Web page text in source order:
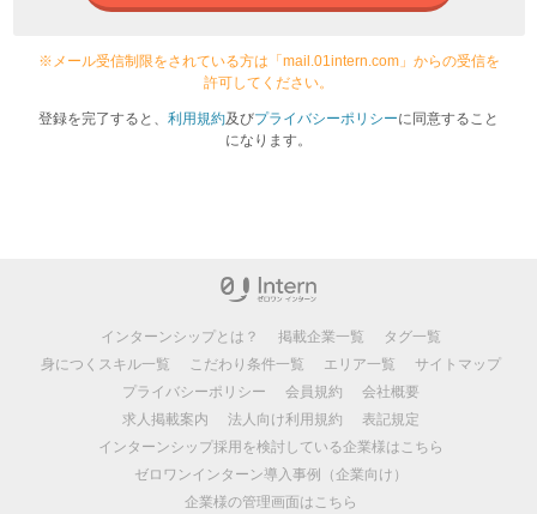
※メール受信制限をされている方は「mail.01intern.com」からの受信を
許可してください。
登録を完了すると、 利用規約及びプライバシーポリシーに同意すること
になります。
インターンシップとは？ 掲載企業一覧
タグ一覧
身につくスキル一覧
こだわり条件一覧 エリア一覧
サイトマップ
プライバシーポリシー
会員規約
会社概要
求人掲載案内
法人向け利用規約
表記規定
インターンシップ採用を検討している企業様はこちら
ゼロワンインターン導入事例（企業向け）
企業様の管理画面はこちら